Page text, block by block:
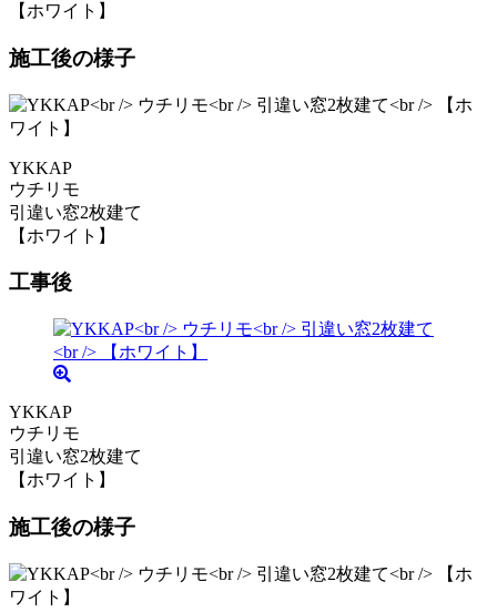
【ホワイト】
施工後の様子
YKKAP
ウチリモ
引違い窓2枚建て
【ホワイト】
工事後
YKKAP
ウチリモ
引違い窓2枚建て
【ホワイト】
施工後の様子